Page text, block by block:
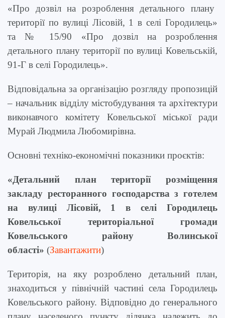
«Про дозвіл на розроблення детального плану
території по вулиці Лісовій, 1 в селі Городилець»
та
№ 15/90 «Про дозвіл нарозроблення
детального плану території по вулиці Ковельській,
91-Г в селі Городилець».
Відповідальна за організацію розгляду пропозицій
– начальник відділу містобудування та архітектури
виконавчого комітету Ковельської міської ради
Мурай Людмила Любомирівна.
Основні техніко-економічні показники проєктів:
«Детальний план території розміщення
закладу ресторанного господарства з готелем
на вулиці Лісовій, 1 в селі Городилець
Ковельської територіальної громади
Ковельського району Волинської
області» (Завантажити)
Територія, на яку розроблено детальний план,
знаходиться у північній частині села Городилець
Ковельського району. Відповідно до генерального